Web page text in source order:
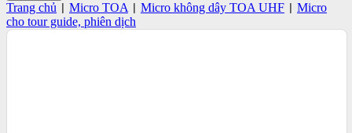
Trang chủ Micro TOA Micro không dây TOA UHF
Micro
cho tour guide, phiên dịch